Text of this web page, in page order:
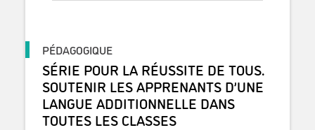
PÉDAGOGIQUE
SÉRIE POUR LA RÉUSSITE DE TOUS.
SOUTENIR LES APPRENANTS D’UNE
LANGUE ADDITIONNELLE DANS
TOUTES LES CLASSES